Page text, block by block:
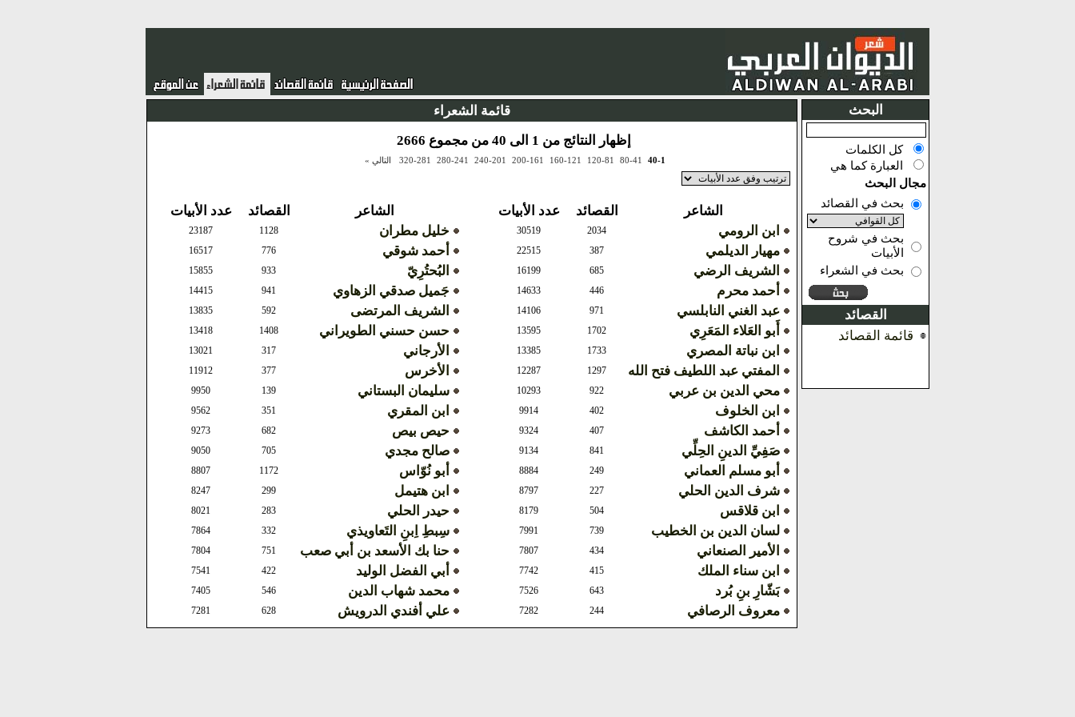
البحث
كل الكلمات
العبارة كما هي
مجال البحث
بحث في القصائد
بحث في شروح
الأبيات
بحث في الشعراء
القصائد
قائمة القصائد
قائمة الشعراء
إظهار النتائج من 1 الى 40 من مجموع 2666
40-1
80-41
120-81
160-121
200-161
240-201
280-241
320-281 التالي »
الشاعر القصائد عدد الأبيات الشاعر القصائد
عدد الأبيات
ابن الرومي
2034
30519 خليل مطران 1128
23187
مهيار الديلمي 387
22515 أحمد شوقي 776
16517
الشريف الرضي 685
16199 البُحتُرِيّ 933
15855
أحمد محرم 446
14633 جَميل صدقي الزهاوي 941
14415
عبد الغني النابلسي 971
14106 الشريف المرتضى 592
13835
أَبو العَلاء المَعَرِي 1702
13595 حسن حسني الطويراني 1408
13418
ابن نباتة المصري 1733
13385 الأرجاني 317
13021
المفتي عبد اللطيف فتح الله 1297
12287 الأخرس 377
11912
محي الدين بن عربي 922
10293 سليمان البستاني 139
9950
ابن الخلوف 402
9914 ابن المقري 351
9562
أحمد الكاشف 407
9324 حيص بيص 682
9273
صَفِيِّ الدينِ الحِلِّي 841
9134 صالح مجدي 705
9050
أبو مسلم العماني 249
8884 أبو نُوّاس 1172
8807
شرف الدين الحلي 227
8797 ابن هتيمل 299
8247
ابن قلاقس 504
8179 حيدر الحلي 283
8021
لسان الدين بن الخطيب 739
7991 سِبطِ اِبنِ التَعاويذي 332
7864
الأمير الصنعاني 434
7807 حنا بك الأسعد بن أبي صعب 751
7804
ابن سناء الملك 415
7742 أبي الفضل الوليد 422
7541
بَشّارِ بنِ بُرد 643
7526 محمد شهاب الدين 546
7405
معروف الرصافي 244
7282 علي أفندي الدرويش 628
7281